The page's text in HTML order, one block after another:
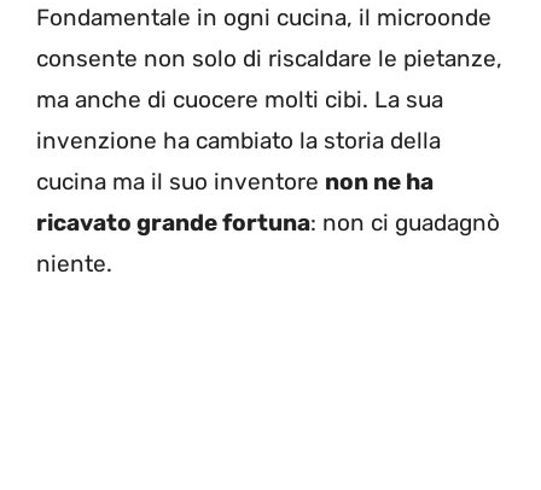
Fondamentale in ogni cucina, il microonde
consente non solo di riscaldare le pietanze,
ma anche di cuocere molti cibi. La sua
invenzione ha cambiato la storia della
cucina ma il suo inventore non ne ha
ricavato grande fortuna: non ci guadagnò
niente.